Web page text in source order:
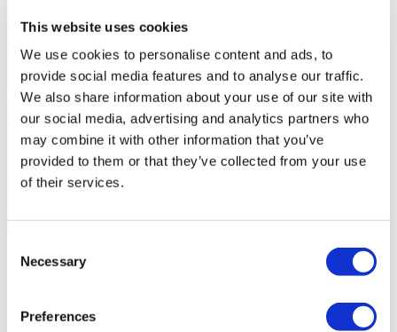
This website uses cookies
We use cookies to personalise content and ads, to
provide social media features and to analyse our traffic.
We also share information about your use of our site with
our social media, advertising and analytics partners who
may combine it with other information that you’ve
provided to them or that they’ve collected from your use
of their services.
Selection
Necessary
Preferences
Mexic